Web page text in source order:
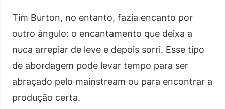
Tim Burton, no entanto, fazia encanto por
outro ângulo: o encantamento que deixa a
nuca arrepiar de leve e depois sorri. Esse tipo
de abordagem pode levar tempo para ser
abraçado pelo mainstream ou para encontrar a
produção certa.